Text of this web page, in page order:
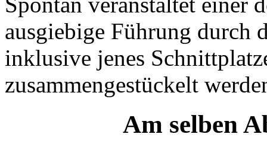
ausgiebige Führung durch
inklusive jenes
zusammengestückelt
Am selben